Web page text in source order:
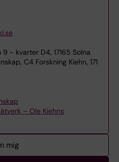
9 - kvarter D4, 17165 Solna
C4 Forskning Kiehn, 171
– Ole Kiehns
mig